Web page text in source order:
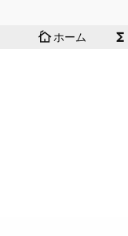
cottageホーム functions